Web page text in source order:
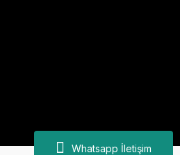
Whatsapp İletişim